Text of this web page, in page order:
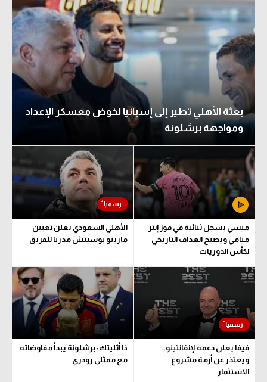
بعثة الأهلي تطير إلى إسبانيا لخوض معسكر الإعداد
ومواجهة برشلونة
ميسي يسجل ثنائية في فوز إنتر
ميامي ويصبح الهداف التاريخي
لكأس الدوريات
الأهلي السعودي يعلن تعيين
مارينو بوسيتش مدربا للفريق
فيفا يعلن دعمه لإنفانتينو..
ويعتذر عن أزمة مشروع
الاستثمار
ذا أثليتك: برشلونة يبدأ مفاوضاته
مع ممثلي رودري